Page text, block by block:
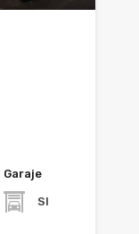
Garaje
SI